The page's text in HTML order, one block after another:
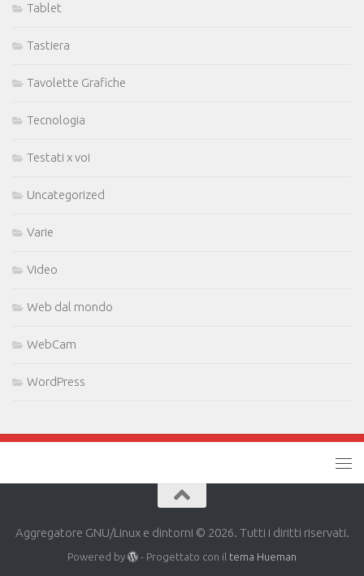
Tablet
Tastiera
Tavolette Grafiche
Tecnologia
Testati x voi
Uncategorized
Varie
Video
Web dal mondo
WebCam
WordPress
Aggregatore GNU/Linux e dintorni © 2026. Tutti i diritti riservati.
Powered by - Progettato con il tema Hueman